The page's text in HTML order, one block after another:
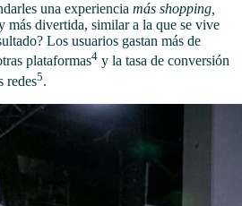
una experiencia más shopping,
más divertida, similar a la que se vive
Los usuarios gastan más de
plataformas4 y la tasa de conversión
redes5.